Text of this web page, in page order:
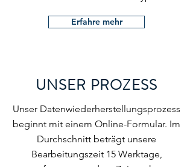
Erfahre mehr
UNSER PROZESS
Unser Datenwiederherstellungsprozess
beginnt mit einem Online-Formular. Im
Durchschnitt beträgt unsere
Bearbeitungszeit 15 Werktage,